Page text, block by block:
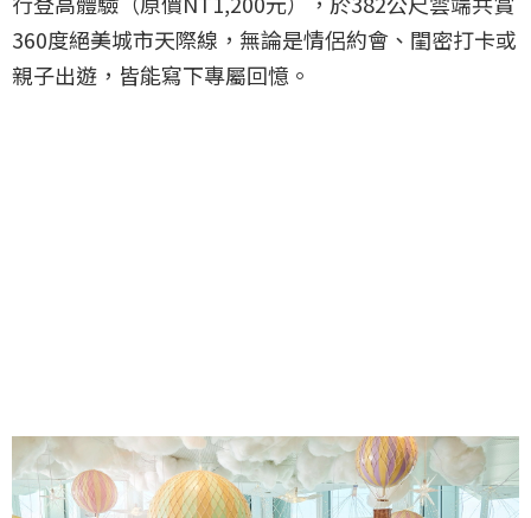
360度絕美城市天際線，無論是情侶約會、閨密打卡或
親子出遊，皆能寫下專屬回憶。